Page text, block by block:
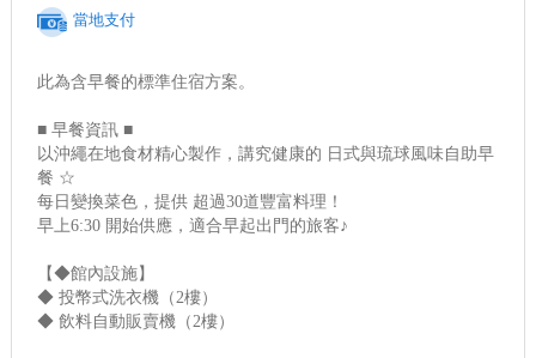
當地支付
此為含早餐的標準住宿方案。
■ 早餐資訊 ■
以沖繩在地食材精心製作，講究健康的 日式與琉球風味自助早
餐 ☆
每日變換菜色，提供 超過30道豐富料理！
早上6:30 開始供應，適合早起出門的旅客♪
【◆館內設施】
◆ 投幣式洗衣機（2樓）
◆ 飲料自動販賣機（2樓）